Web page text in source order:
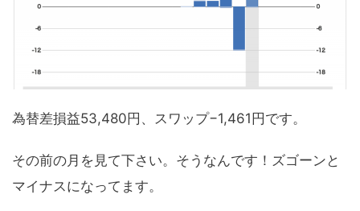
為替差損益53,480円、スワップ−1,461円です。
その前の月を見て下さい。そうなんです！ズゴーンと
マイナスになってます。